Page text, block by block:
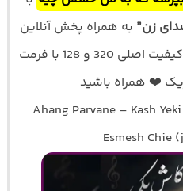
زن” به همراه پخش آنلاین
ترانه و متن کامل موسیقی با کیفیت اصلی 320 و 128 با فرمت
Ahang Parvane – Kash
Esmesh Chie